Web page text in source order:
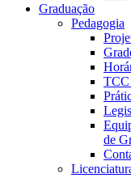
Graduação
Pedagogia
TCC
de